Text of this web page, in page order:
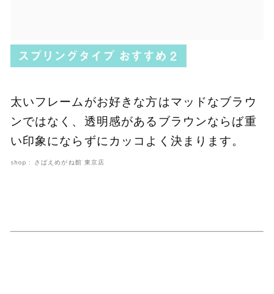
太いフレームがお好きな方はマッドなブラウ
ンではなく、透明感があるブラウンならば重
い印象にならずにカッコよく決まります。
shop : さばえめがね館 東京店